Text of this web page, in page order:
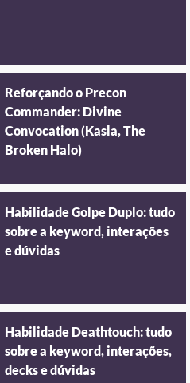
Reforçando o Precon
Commander: Divine
Convocation (Kasla, The
Broken Halo)
Habilidade Golpe Duplo: tudo
sobre a keyword, interações
e dúvidas
Habilidade Deathtouch: tudo
sobre a keyword, interações,
decks e dúvidas